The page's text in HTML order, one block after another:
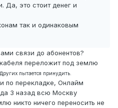
Да, это стоит денег и
так и одинаковым
связи до абонентов?
переложит под землю
ругих пытается принудить.
по перекладке, Онлайм
3 назад всю Москву
никто ничего переносить не